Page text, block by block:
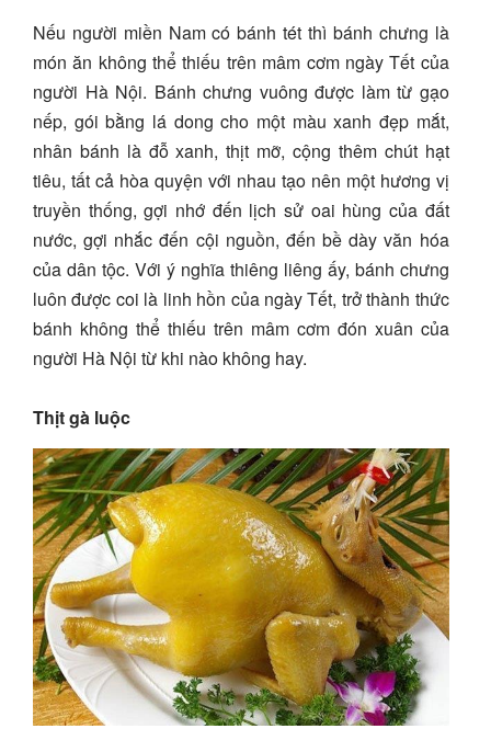
Nếu người miền Nam có bánh tét thì bánh chưng là
món ăn không thể thiếu trên mâm cơm ngày Tết của
người Hà Nội. Bánh chưng vuông được làm từ gạo
nếp, gói bằng lá dong cho một màu xanh đẹp mắt,
nhân bánh là đỗ xanh, thịt mỡ, cộng thêm chút hạt
tiêu, tất cả hòa quyện với nhau tạo nên một hương vị
truyền thống, gợi nhớ đến lịch sử oai hùng của đất
nước, gợi nhắc đến cội nguồn, đến bề dày văn hóa
của dân tộc. Với ý nghĩa thiêng liêng ấy, bánh chưng
luôn được coi là linh hồn của ngày Tết, trở thành thức
bánh không thể thiếu trên mâm cơm đón xuân của
người Hà Nội từ khi nào không hay.
Thịt gà luộc